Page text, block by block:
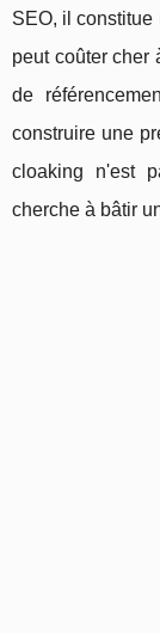
SEO, il
peut coûter cher
de
construire une
cloaking n'est
cherche à bâtir